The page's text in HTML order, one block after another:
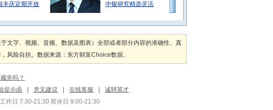
丰庆定期开放
中银研究精选灵活
忠
基金
上海金ETF
上海金ETF
赵志华
管理基金
中银沪深300指
中银沪深300指
基金
文字、视频、音频、数据及图表）全部或者部分内容的准确性、真
风险自担。数据来源：东方财富Choice数据。
夹吗？
提示函 意见建议 在线客服
诚聘英才
作日 7:30-21:30 双休日 9:00-21:30